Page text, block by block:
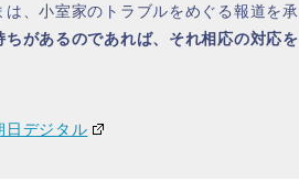
は、小室家のトラブルをめぐる報道を承
ちがあるのであれば、それ相応の対応
日デジタル